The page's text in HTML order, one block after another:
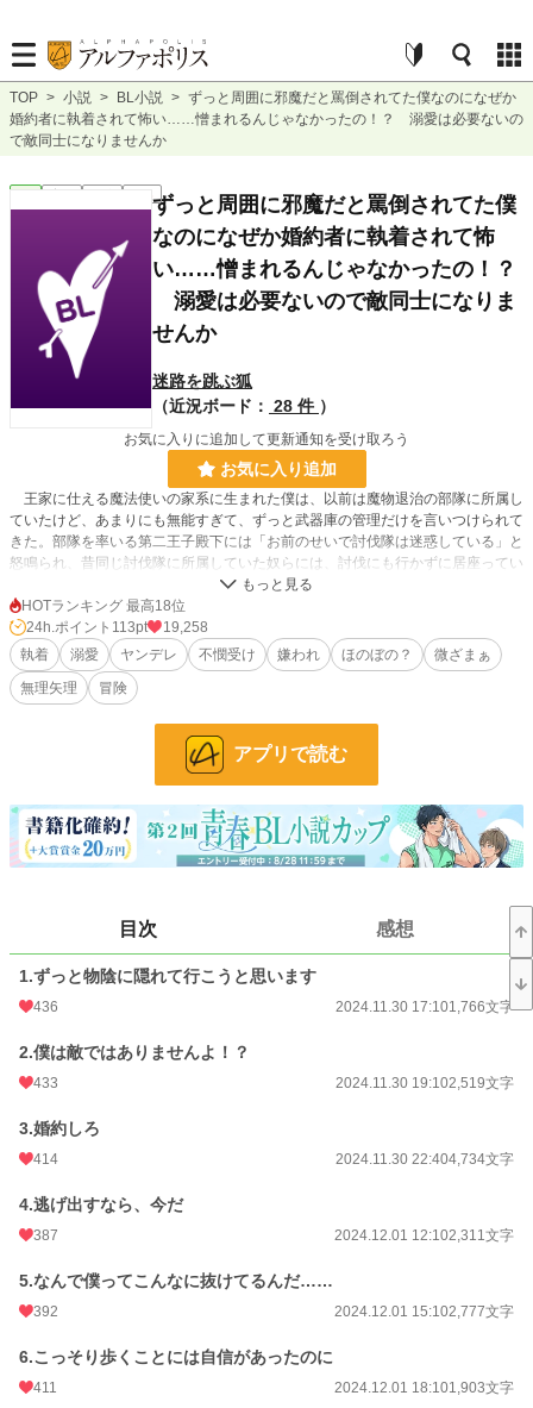
TOP > 小説 > BL小説 > ずっと周囲に邪魔だと罵倒されてた僕なのになぜか
婚約者に執着されて怖い……憎まれるんじゃなかったの！？ 溺愛は必要ないの
で敵同士になりませんか
ずっと周囲に邪魔だと罵倒されてた僕
なのになぜか婚約者に執着されて怖
い……憎まれるんじゃなかったの！？
溺愛は必要ないので敵同士になりま
せんか
迷路を跳ぶ狐
（近況ボード： 28 件 ）
お気に入りに追加して更新通知を受け取ろう
お気に入り追加
王家に仕える魔法使いの家系に生まれた僕は、以前は魔物退治の部隊に所属し
ていたけど、あまりにも無能すぎて、ずっと武器庫の管理だけを言いつけられて
きた。部隊を率いる第二王子殿下には「お前のせいで討伐隊は迷惑している」と
怒鳴られ、昔同じ討伐隊に所属していた奴らには、討伐にも行かずに居座ってい
る厄介者と陰口を叩かれ、邪険にされてばかり。
そしてある日、武器庫の管理を怠ったとみんなの前で罵られた僕は、ついにク
ビを言い渡されてしまった。
ずっと僕を邪魔者だと蔑んできた家族にも追い出され、行き場を失った僕は、
第二王子と貴族たちの策略で、辺境の砦で魔物と戦う伯爵と婚約するように命じ
僕、そんな人に会ったこともないのに……しかも彼にとって僕は、彼の足を引
て僕に迫ってくる。
なんなんだこいつっ……！ こんなの聞いてない。なんでこんな怖い奴と婚約
しなきゃならないんだ……！
しかも、伯爵の従者であるはずの男は、伯爵の旅の邪魔をしろと言って迫って
し、怖すぎる！
＊攻めが少し乱暴（受けにだけはとても甘い）です。序盤胸糞注意。無理矢理の
注意ください。
BL
24h.ポイント
文字数 191,372
更新日時
初回公開日時 2024.11.30 17:10
初回完結日時
HOTランキング 最高18位
24h.ポイント 113pt
19,258
執着
溺愛 ヤンデレ 不憫受け 嫌われ ほのぼの？
微ざまぁ
無理矢理
冒険
アプリで読む
目次 感想
1.ずっと物陰に隠れて行こうと思います
436 2024.11.30 17:101,766文字
2.僕は敵ではありませんよ！？
433 2024.11.30 19:102,519文字
3.婚約しろ
414 2024.11.30 22:404,734文字
4.逃げ出すなら、今だ
387 2024.12.01 12:102,311文字
5.なんで僕ってこんなに抜けてるんだ……
392 2024.12.01 15:102,777文字
6.こっそり歩くことには自信があったのに
411 2024.12.01 18:101,903文字